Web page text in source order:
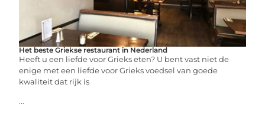
Het beste Griekse restaurant in Nederland
Heeft u een liefde voor Grieks eten? U bent vast niet de
enige met een liefde voor Grieks voedsel van goede
kwaliteit dat rijk is
...